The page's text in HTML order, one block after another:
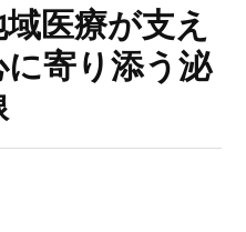
医療が支え
寄り添う泌